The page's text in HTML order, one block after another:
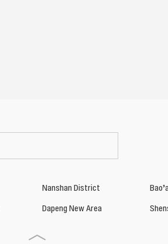
Nanshan District
Dapeng New Area